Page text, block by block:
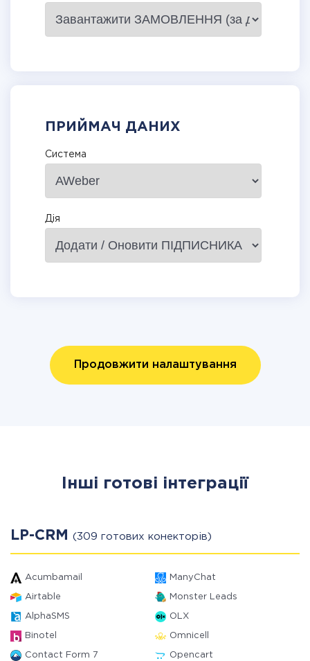
ПРИЙМАЧ ДАНИХ
Система
Дія
Продовжити налаштування
Інші готові інтеграції
LP-CRM (309 готових конекторів)
Acumbamail ManyChat
Airtable Monster Leads
AlphaSMS OLX
Binotel Omnicell
Contact Form 7 Opencart